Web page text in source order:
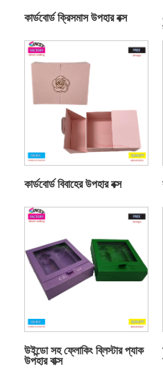
কার্ডবোর্ড ক্রিসমাস উপহার বক্স
কার্ডবোর্ড বিবাহের উপহার বক্স
উইন্ডো সহ ফ্লোকিং ব্লিস্টার প্যাক
উপহার বাক্স